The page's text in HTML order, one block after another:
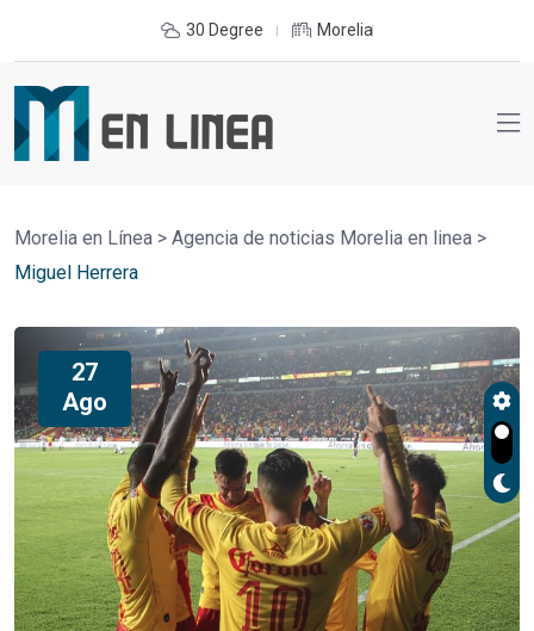
30 Degree Morelia
Morelia en Línea > Agencia de noticias Morelia en linea >
Miguel Herrera
27
Ago